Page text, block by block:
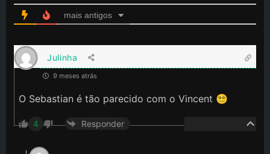
mais antigos
Julinha
9 meses atrás
O Sebastian é tão parecido com o Vincent 😵‍💫
4 Responder